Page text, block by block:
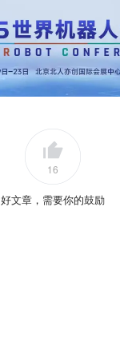
16
好文章，需要你的鼓励